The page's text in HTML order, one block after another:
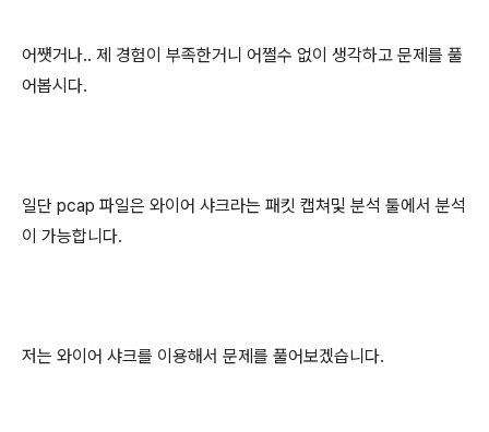
어쩃거나.. 제 경험이 부족한거니 어쩔수 없이 생각하고 문제를 풀
어봅시다.
일단 pcap 파일은 와이어 샤크라는 패킷 캡쳐및 분석 툴에서 분석
이 가능합니다.
저는 와이어 샤크를 이용해서 문제를 풀어보겠습니다.